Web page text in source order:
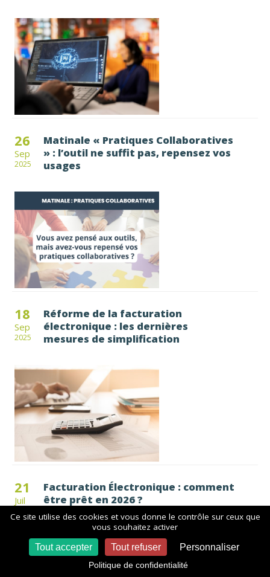
26
Sep
2025
Matinale « Pratiques Collaboratives
» : l’outil ne suffit pas, repensez vos
usages
18
Sep
2025
Réforme de la facturation
électronique : les dernières
mesures de simplification
21
Juil
Facturation Électronique : comment
être prêt en 2026 ?
Ce site utilise des cookies et vous donne le contrôle sur ceux que
vous souhaitez activer
Tout accepter Tout refuser Personnaliser
Politique de confidentialité